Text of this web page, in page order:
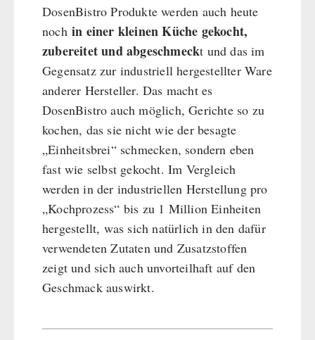
DosenBistro Produkte werden auch heute
noch in einer kleinen Küche gekocht,
zubereitet und abgeschmeckt und das im
Gegensatz zur industriell hergestellter Ware
anderer Hersteller. Das macht es
DosenBistro auch möglich, Gerichte so zu
kochen, das sie nicht wie der besagte
„Einheitsbrei“ schmecken, sondern eben
fast wie selbst gekocht. Im Vergleich
werden in der industriellen Herstellung pro
„Kochprozess“ bis zu 1 Million Einheiten
hergestellt, was sich natürlich in den dafür
verwendeten Zutaten und Zusatzstoffen
zeigt und sich auch unvorteilhaft auf den
Geschmack auswirkt.